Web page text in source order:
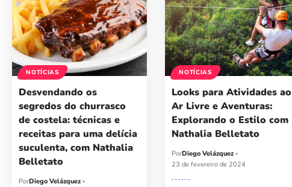
NOTÍCIAS
Desvendando os
segredos do churrasco
de costela: técnicas e
receitas para uma delícia
suculenta, com Nathalia
Belletato
PorDiego Velázquez
NOTÍCIAS
Looks para Atividades ao
Ar Livre e Aventuras:
Explorando o Estilo com
Nathalia Belletato
PorDiego Velázquez
23 de fevereiro de 2024